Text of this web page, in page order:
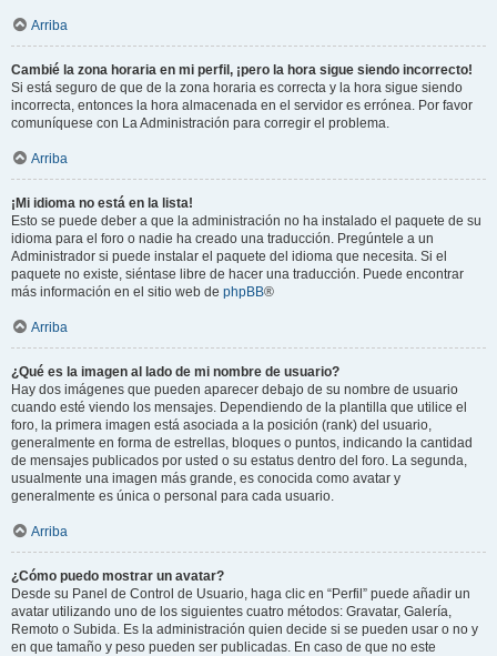
Arriba
Cambié la zona horaria en mi perfil, ¡pero la hora sigue siendo incorrecto!
Si está seguro de que de la zona horaria es correcta y la hora sigue siendo
incorrecta, entonces la hora almacenada en el servidor es errónea. Por favor
comuníquese con La Administración para corregir el problema.
Arriba
¡Mi idioma no está en la lista!
Esto se puede deber a que la administración no ha instalado el paquete de su
idioma para el foro o nadie ha creado una traducción. Pregúntele a un
Administrador si puede instalar el paquete del idioma que necesita. Si el
paquete no existe, siéntase libre de hacer una traducción. Puede encontrar
más información en el sitio web de phpBB®
Arriba
¿Qué es la imagen al lado de mi nombre de usuario?
Hay dos imágenes que pueden aparecer debajo de su nombre de usuario
cuando esté viendo los mensajes. Dependiendo de la plantilla que utilice el
foro, la primera imagen está asociada a la posición (rank) del usuario,
generalmente en forma de estrellas, bloques o puntos, indicando la cantidad
de mensajes publicados por usted o su estatus dentro del foro. La segunda,
usualmente una imagen más grande, es conocida como avatar y
generalmente es única o personal para cada usuario.
Arriba
¿Cómo puedo mostrar un avatar?
Desde su Panel de Control de Usuario, haga clic en “Perfil” puede añadir un
avatar utilizando uno de los siguientes cuatro métodos: Gravatar, Galería,
Remoto o Subida. Es la administración quien decide si se pueden usar o no y
en que tamaño y peso pueden ser publicadas. En caso de que no este